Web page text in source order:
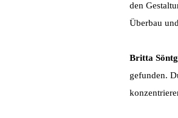
den
Überbau
Britta
gefunden.